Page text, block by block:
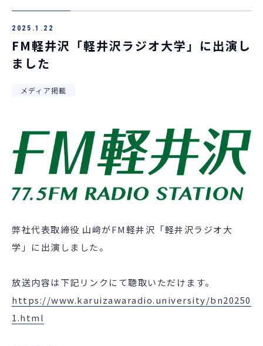
お問い合わせ
2025.1.22
FM軽井沢「軽井沢ラジオ大学」に出演し
ました
メディア掲載
弊社代表取締役 山﨑がFM軽井沢 「軽井沢ラジオ大
学 」に出演しました。
放送内容は下記リンクにて聴取いただけます。
https://www.karuizawaradio.university/bn20250
1.html